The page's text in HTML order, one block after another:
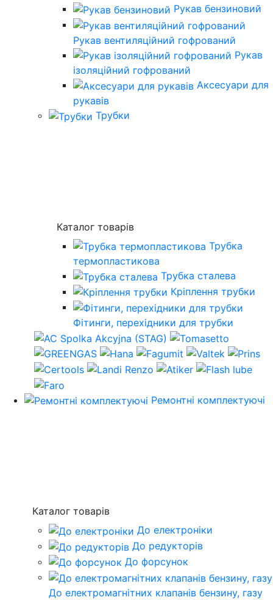
Рукав бензиновий
Рукав вентиляційний гофрований
Рукав
ізоляційний гофрований
Аксесуари для
рукавів
Трубки
Каталог товарів
Трубка
термопластикова
Трубка сталева
Кріплення трубки
Фітинги, перехідники для трубки
Ремонтні комплектуючі
Каталог товарів
До електроніки
До редукторів
До форсунок
До електромагнітних клапанів бензину, газу